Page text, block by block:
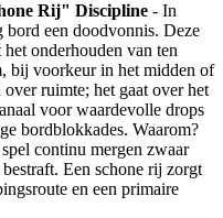
Rij" Discipline - In
een doodvonnis. Deze
onderhouden van ten
bij voorkeur in het midden of
ruimte; het gaat over het
voor waardevolle drops
bordblokkades. Waarom?
continu mergen zwaar
Een schone rij zorgt
en een primaire